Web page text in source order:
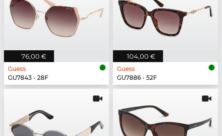
76,00 €
Guess
GU7843 - 28F
104,00 €
Guess
GU7886 - 52F